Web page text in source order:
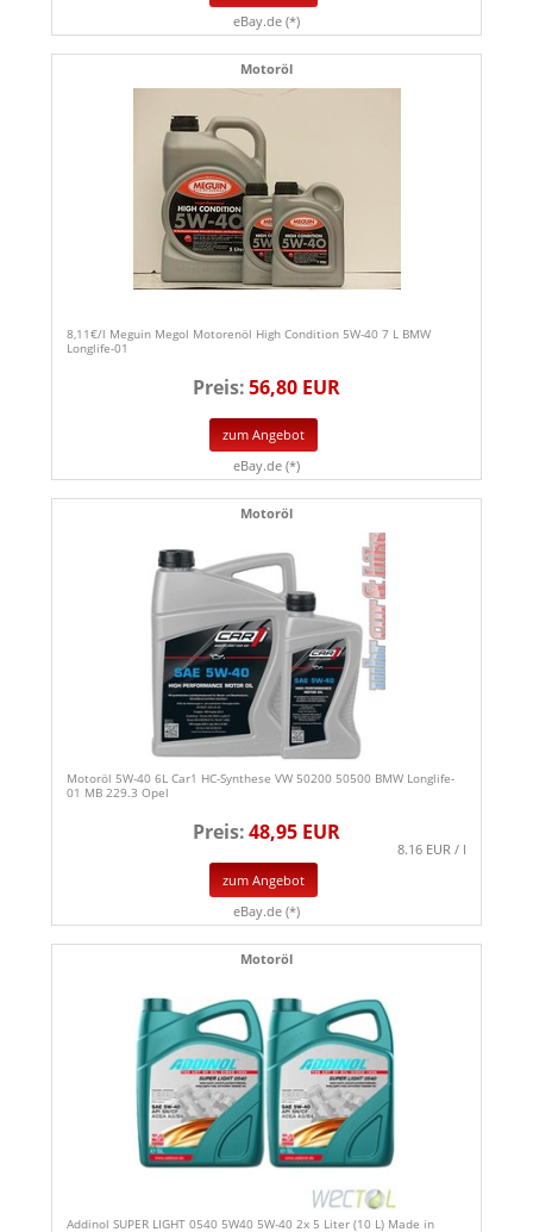
eBay.de (*)
Motoröl
8,11€/l Meguin Megol Motorenöl High Condition 5W-40 7 L BMW
Longlife-01
Preis:56,80 EUR
zum Angebot
eBay.de (*)
Motoröl
Motoröl 5W-40 6L Car1 HC-Synthese VW 50200 50500 BMW Longlife-
01 MB 229.3 Opel
Preis:48,95 EUR
8.16 EUR / l
zum Angebot
eBay.de (*)
Motoröl
Addinol SUPER LIGHT 0540 5W40 5W-40 2x 5 Liter (10 L) Made in